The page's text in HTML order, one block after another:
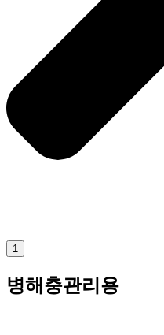
1
병해충관리용